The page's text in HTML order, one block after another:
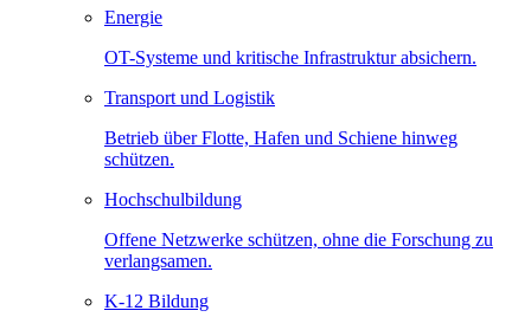
Energie
OT-Systeme und kritische Infrastruktur absichern.
Transport und Logistik
Betrieb über Flotte, Hafen und Schiene hinweg
schützen.
Hochschulbildung
Offene Netzwerke schützen, ohne die Forschung zu
verlangsamen.
K-12 Bildung